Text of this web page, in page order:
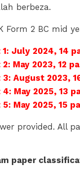
berbeza.
Form 2 BC mid
1: July 2024, 14
May 2023, 12
3: August 2023,
4: May 2025, 13
May 2025, 15
provided. All
paper